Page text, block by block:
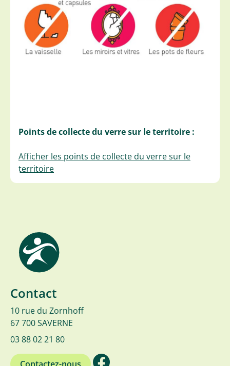
Points de collecte du verre sur le territoire :
Afficher les points de collecte du verre sur le
territoire
Contact
10 rue du Zornhoff
67 700 SAVERNE
03 88 02 21 80